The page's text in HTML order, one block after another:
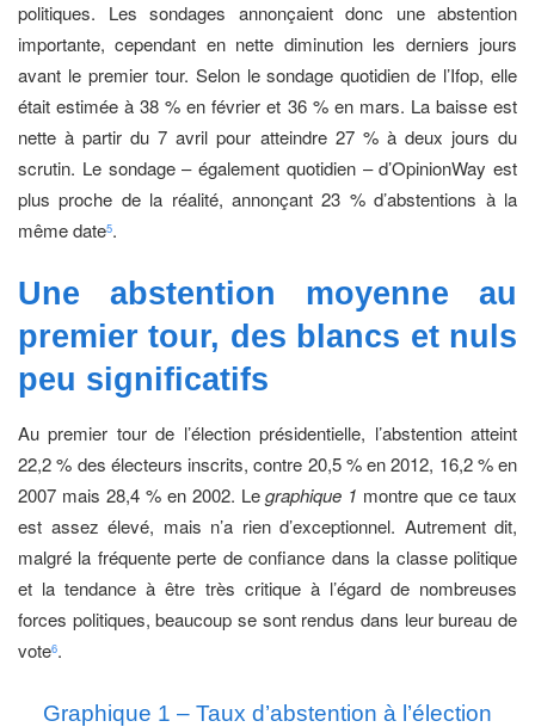
politiques. Les sondages annonçaient donc une abstention
importante, cependant en nette diminution les derniers jours
avant le premier tour. Selon le sondage quotidien de l’Ifop, elle
était estimée à 38 % en février et 36 % en mars. La baisse est
nette à partir du 7 avril pour atteindre 27 % à deux jours du
scrutin. Le sondage – également quotidien – d’OpinionWay est
plus proche de la réalité, annonçant 23 % d’abstentions à la
même date5.
Une abstention moyenne au
premier tour, des blancs et nuls
peu significatifs
Au premier tour de l’élection présidentielle, l’abstention atteint
22,2 % des électeurs inscrits, contre 20,5 % en 2012, 16,2 % en
2007 mais 28,4 % en 2002. Legraphique 1 montre que ce taux
est assez élevé, mais n’a rien d’exceptionnel. Autrement dit,
malgré la fréquente perte de confiance dans la classe politique
et la tendance à être très critique à l’égard de nombreuses
forces politiques, beaucoup se sont rendus dans leur bureau de
vote6.
Graphique 1 – Taux d’abstention à l’élection